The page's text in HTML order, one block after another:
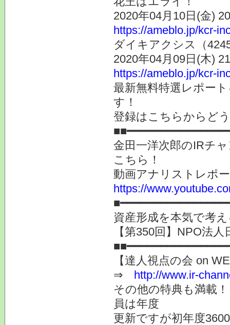
2020年04月10日(金)
https://ameblo.jp/kcr-
ダイキアクシス（
2020年04月09日(木)
https://ameblo.jp/kcr-
最新無料特選レポー
す！
登録はこちらからど
金田一洋次郎のIRチ
こちら！
動画アナリストレポ
https://
資産形成を本気で考
【第350回】NPO法
【達人視点の会 on
⇒ http://www.ir-
その他の特典も満載
員は年度
更新ですが初年度